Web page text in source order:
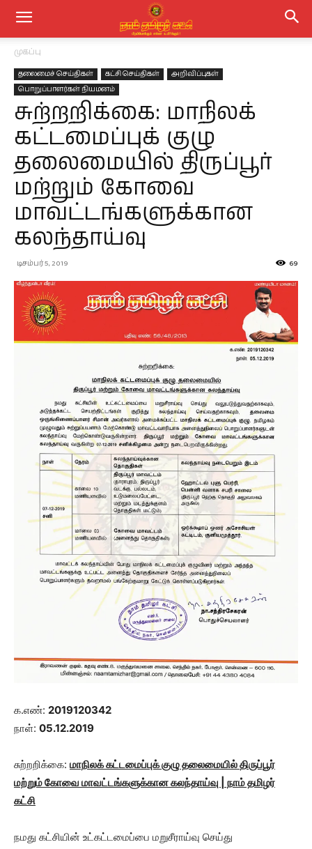
முகப்பு
தலைமைச் செய்திகள் கட்சி செய்திகள்
அறிவிப்புகள்
பொறுப்பாளர்கள் நியமனம்
சுற்றறிக்கை: மாநிலக்
கட்டமைப்புக் குழு
தலைமையில் திருப்பூர்
மற்றும் கோவை
மாவட்டங்களுக்கான
கலந்தாய்வு
டிசம்பர் 5, 2019 69
க.எண்: 2019120342
நாள்: 05.12.2019
சுற்றறிக்கை: மாநிலக் கட்டமைப்புக் குழு தலைமையில்திருப்பூர்
மற்றும் கோவை மாவட்டங்களுக்கான கலந்தாய்வு | நாம் தமிழர்
கட்சி
நமது கட்சியின் உட்கட்டமைப்பை மறுசீராய்வு செய்து